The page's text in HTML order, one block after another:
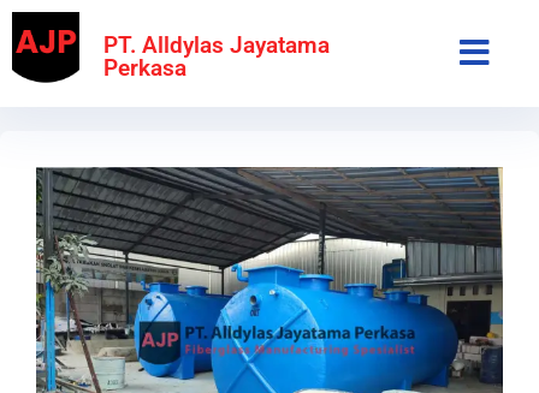
PT. Alldylas Jayatama
Perkasa